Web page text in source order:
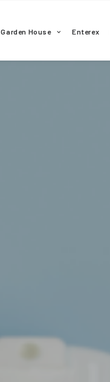
Garden House Enterex